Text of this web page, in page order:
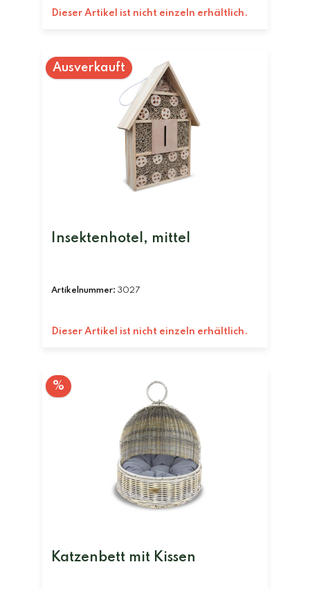
Dieser Artikel ist nicht einzeln erhältlich.
Ausverkauft
Insektenhotel, mittel
Artikelnummer: 3027
Dieser Artikel ist nicht einzeln erhältlich.
%
Katzenbett mit Kissen